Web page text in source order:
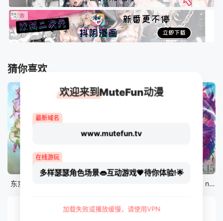
猜你喜欢
12集全
东京猫猫 NEW～♡ 剧场版 Fate/stay night [Heaven&#039;s Feel] III.spring song
欢迎来到MuteFun动漫
最新域名
www.mutefun.tv
在线游玩
多样瑟瑟角色场景👄互动游戏💗待你体验!🌟
加载失败或播放缓慢，请使用VPN